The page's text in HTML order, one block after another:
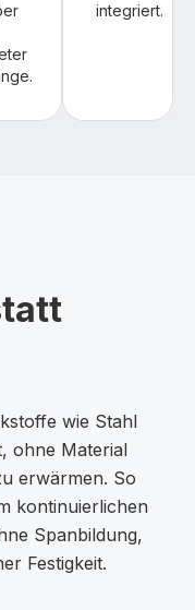
integriert.
wie Stahl
ohne Material
erwärmen. So
kontinuierlichen
Spanbildung,
Festigkeit.